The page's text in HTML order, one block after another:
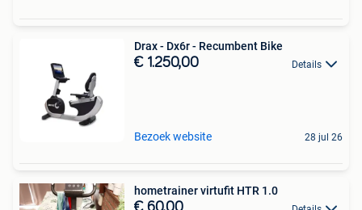
Drax - Dx6r - Recumbent Bike
€ 1.250,00 Details
Bezoek website 28 jul 26
hometrainer virtufit HTR 1.0